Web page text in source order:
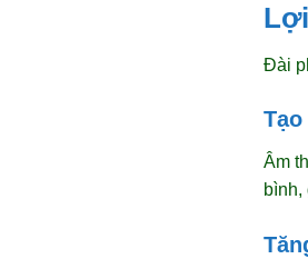
Đài
Âm
bình,